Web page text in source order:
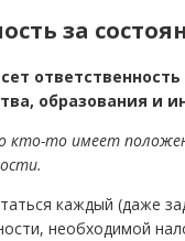
за
образования и
то имеет
каждый (даже
необходимой